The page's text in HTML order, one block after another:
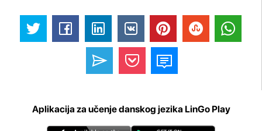
Aplikacija za učenje danskog jezika LinGo Play